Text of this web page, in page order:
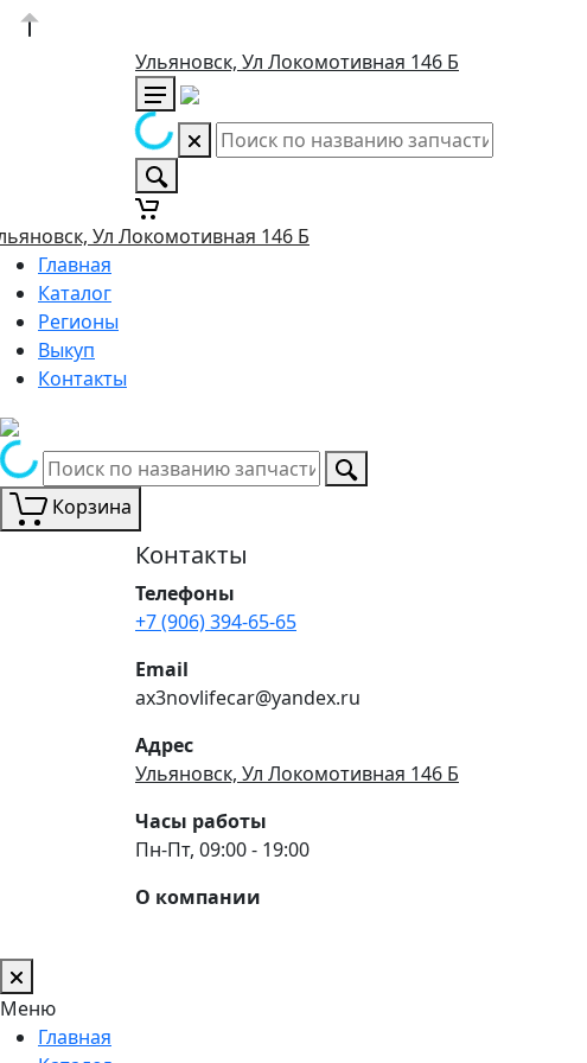
Ульяновск, Ул Локомотивная 146 Б
Ул Локомотивная 146 Б
Главная
Каталог
Регионы
Выкуп
Контакты
Корзина
Контакты
Телефоны
+7 (906) 394-65-65
Email
ax3novlifecar@yandex.ru
Адрес
Ульяновск, Ул Локомотивная 146 Б
Часы работы
Пн-Пт, 09:00 - 19:00
О компании
Меню
Главная